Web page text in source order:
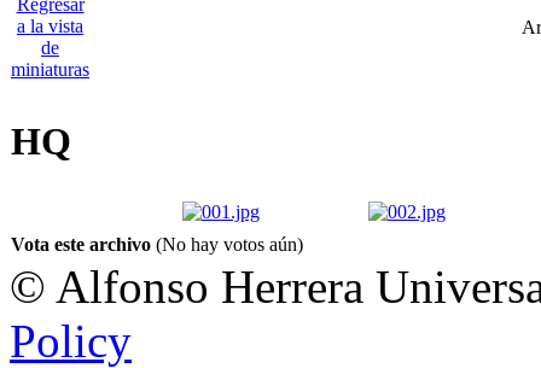
HQ
Vota este archivo (No hay votos aún)
© Alfonso Herrera
Policy